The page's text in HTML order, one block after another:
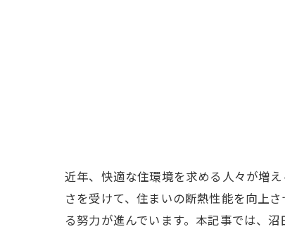
近年、快適な住環境を求める人々が増
さを受けて、住まいの断熱性能を向上
る努力が進んでいます。本記事では、